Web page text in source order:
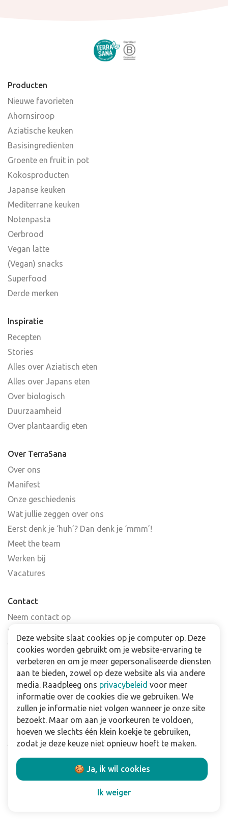
Producten
Nieuwe favorieten
Ahornsiroop
Aziatische keuken
Basisingrediënten
Groente en fruit in pot
Kokosproducten
Japanse keuken
Mediterrane keuken
Notenpasta
Oerbrood
Vegan latte
(Vegan) snacks
Superfood
Derde merken
Inspiratie
Recepten
Stories
Alles over Aziatisch eten
Alles over Japans eten
Over biologisch
Duurzaamheid
Over plantaardig eten
Over TerraSana
Over ons
Manifest
Onze geschiedenis
Wat jullie zeggen over ons
Eerst denk je ‘huh’? Dan denk je ‘mmm’!
Meet the team
Werken bij
Vacatures
Contact
Neem contact op
Veelgestelde vragen
Verkooppunten
Nieuwsbrief
Zakelijk
Downloads
Privacy policy
Algemene & voorwaarden
Disclaimer
Deze website slaat cookies op je computer op. Deze
cookies worden gebruikt om je website-ervaring te
verbeteren en om je meer gepersonaliseerde diensten
aan te bieden, zowel op deze website als via andere
media. Raadpleeg ons privacybeleid voor meer
informatie over de cookies die we gebruiken. We
zullen je informatie niet volgen wanneer je onze site
bezoekt. Maar om aan je voorkeuren te voldoen,
hoeven we slechts één klein koekje te gebruiken,
zodat je deze keuze niet opnieuw hoeft te maken.
🍪 Ja, ik wil cookies
Ik weiger